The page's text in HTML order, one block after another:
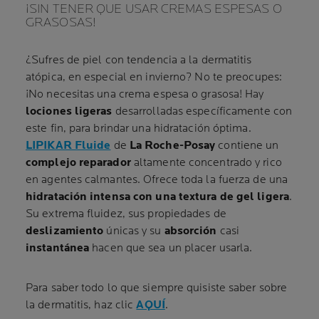
¡SIN TENER QUE USAR CREMAS ESPESAS O
GRASOSAS!
¿Sufres de piel con tendencia a la dermatitis
atópica, en especial en invierno? No te preocupes:
¡No necesitas una crema espesa o grasosa! Hay
lociones ligeras desarrolladas específicamente con
este fin, para brindar una hidratación óptima.
LIPIKAR Fluide de La Roche-Posay contiene un
complejo reparadoraltamente concentrado y rico
en agentes calmantes. Ofrece toda la fuerza de una
hidratación intensa con una textura de gel ligera.
Su extrema fluidez, sus propiedades de
deslizamiento únicas y su absorción casi
instantánea hacen que sea un placer usarla.
Para saber todo lo que siempre quisiste saber sobre
la dermatitis, haz clicAQUÍ.